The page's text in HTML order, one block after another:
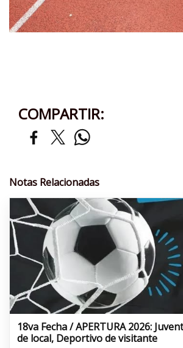
COMPARTIR:
Notas Relacionadas
18va Fecha / APERTURA 2026:
de local, Deportivo de visitante